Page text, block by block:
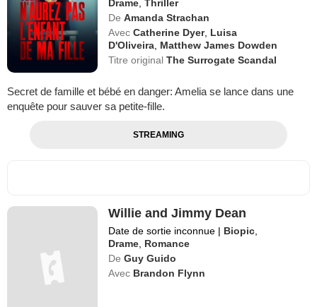
Drame ,Thriller
De Amanda Strachan
Avec Catherine Dyer, Luisa
D'Oliveira Matthew James Dowden
Titre originalThe Surrogate Scandal
Secret de famille et bébé en danger: Amelia se lance dans une
enquête pour sauver sa petite-fille.
STREAMING
Willie and Jimmy Dean
Date de sortie inconnue | Biopic,
Drame, Romance
De Guy Guido
Avec Brandon Flynn